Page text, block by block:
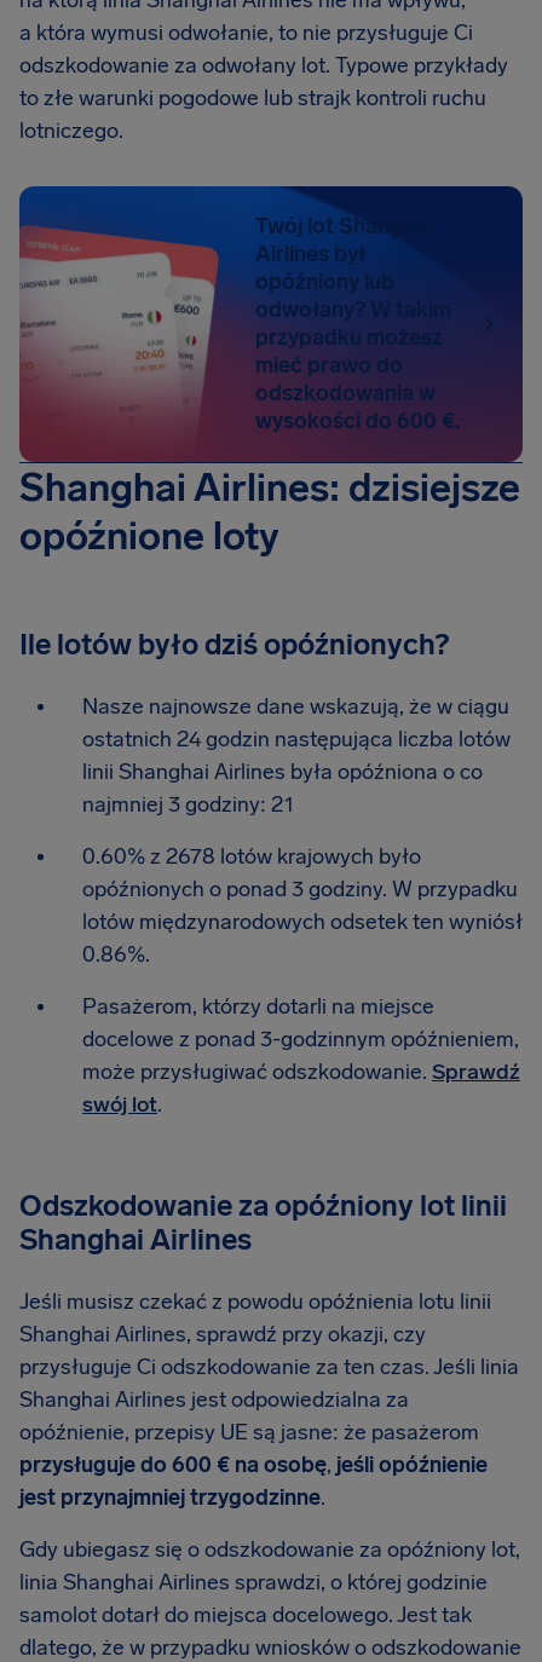
a która wymusi odwołanie, to nie przysługuje Ci
odszkodowanie za odwołany lot. Typowe przykłady
to złe warunki pogodowe lub strajk kontroli ruchu
lotniczego.
Twój lot Shanghai
Airlines był
opóźniony lub
odwołany? W takim
przypadku możesz
mieć prawo do
odszkodowania w
wysokości do 600 €.
Shanghai Airlines: dzisiejsze
opóźnione loty
Ile lotów było dziś opóźnionych?
Nasze najnowsze dane wskazują, że w ciągu
ostatnich 24 godzin następująca liczba lotów
linii Shanghai Airlines była opóźniona o co
najmniej 3 godziny: 21
0.60% z 2678 lotów krajowych było
opóźnionych o ponad 3 godziny. W przypadku
lotów międzynarodowych odsetek ten wyniósł
0.86%.
Pasażerom, którzy dotarli na miejsce
docelowe z ponad 3-godzinnym opóźnieniem,
może przysługiwać odszkodowanie. Sprawdź
swój lot.
Odszkodowanie za opóźniony lot linii
Shanghai Airlines
Jeśli musisz czekać z powodu opóźnienia lotu linii
Shanghai Airlines, sprawdź przy okazji, czy
przysługuje Ci odszkodowanie za ten czas. Jeśli linia
Shanghai Airlines jest odpowiedzialna za
opóźnienie, przepisy UE są jasne: że pasażerom
przysługuje do 600 € na osobę, jeśli opóźnienie
jest przynajmniej trzygodzinne.
Gdy ubiegasz się o odszkodowanie za opóźniony lot,
linia Shanghai Airlines sprawdzi, o której godzinie
samolot dotarł do miejsca docelowego. Jest tak
dlatego, że w przypadku wniosków o odszkodowanie